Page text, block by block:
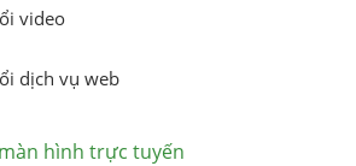
video
dịch vụ web
hình trực tuyến